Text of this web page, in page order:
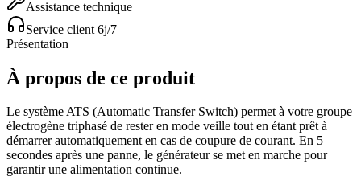
Assistance technique
Service client 6j/7
Présentation
À propos de ce produit
Le système ATS (Automatic Transfer Switch) permet à votre groupe
électrogène triphasé de rester en mode veille tout en étant prêt à
démarrer automatiquement en cas de coupure de courant. En 5
secondes après une panne, le générateur se met en marche pour
garantir une alimentation continue.